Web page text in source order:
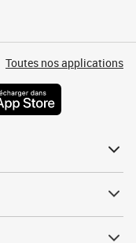
Toutes nos applications